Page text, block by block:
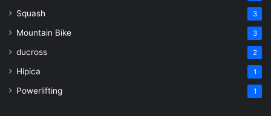
Squash 3
Mountain Bike 3
ducross 2
Hípica 1
Powerlifting 1